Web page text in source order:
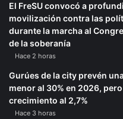
El FreSU convocó a
movilización contra las
durante la marcha al
de la soberanía
Hace 2 horas
Gurúes de la city prevén
menor al 30% en 2026,
crecimiento al 2,7%
Hace 3 horas